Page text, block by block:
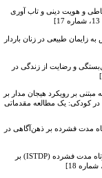
و هویت دینی و تاب آوری
طبیعی در زنان باردار
و رضایت از زندگی در
بر رویکرد هیجان مدار بر
کودکی: یک مطالعه مقدماتی
مدت فشرده بر ذهن‌آگاهی در
تاثیر روان درمانی پویشی کوتاه مدت فشرده (ISTDP) بر